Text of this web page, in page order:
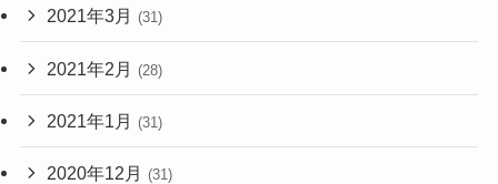
2021年3月 (31)
2021年2月 (28)
2021年1月 (31)
2020年12月 (31)